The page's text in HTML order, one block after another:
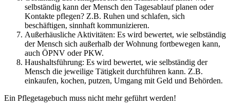
selbständig kann der Mensch den Tagesablauf planen oder
Kontakte pflegen? Z.B. Ruhen und schlafen, sich
beschäftigen, sinnhaft kommunizieren.
Außerhäusliche Aktivitäten: Es wird bewertet, wie selbständig
der Mensch sich außerhalb der Wohnung fortbewegen kann,
auch ÖPNV oder PKW.
Haushaltsführung: Es wird bewertet, wie selbständig der
Mensch die jeweilige Tätigkeit durchführen kann. Z.B.
einkaufen, kochen, putzen, Umgang mit Geld und Behörden.
Ein Pflegetagebuch muss nicht mehr geführt werden!